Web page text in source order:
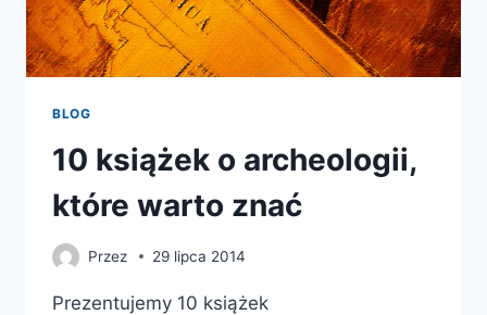
BLOG
10 książek o archeologii,
które warto znać
Przez 29 lipca 2014
Prezentujemy 10 książek